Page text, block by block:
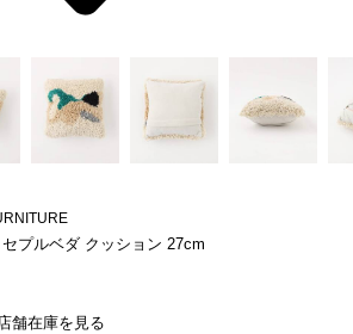
プルベダ クッション 27cm
舗在庫を見る